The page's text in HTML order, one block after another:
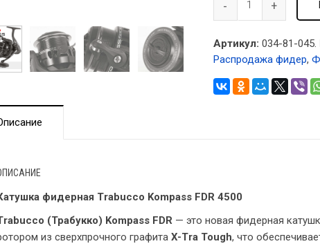
Артикул: 034-81-045.
Распродажа фидер,
фидерная Trabucco Kompass FDR 4500
(Трабукко) Kompass FDR — это новая фидерная
из сверхпрочного графита X-Tra Tough, что